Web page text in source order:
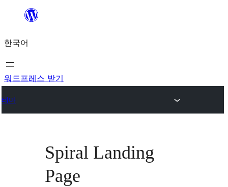
츠
로
바
가
한국어
워드프레스 받기
테마
Spiral Landing
Page